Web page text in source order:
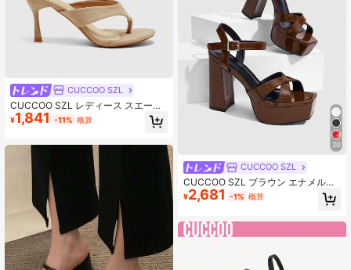
CUCCOO SZL
CUCCOO SZL レディース スエード
つま先 ハイヒールサンダル 夏用 デ
イリー パーティー エレガント ヌー
パ
¥1,841 -11% 概算
20
CUCCOO SZL
CUCCOO SZL ブラウン エナメルレ
ザー クロスストラップ チャンキーヒ
ールサンダル、クールで目を引くフ
たホットガールルックに適していま
す
¥2,681 -1% 概算